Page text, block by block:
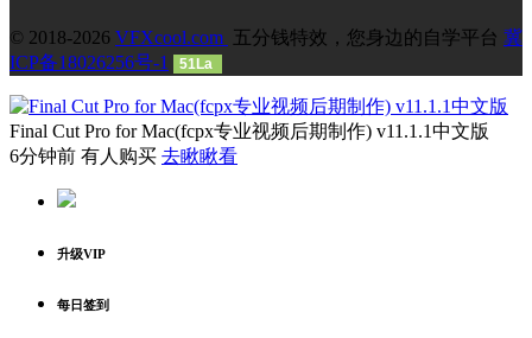
© 2018-2026 VFXcool.com 五分钱特效，您身边的自学平台 冀
ICP备18026256号-1
51La
Final Cut Pro for Mac(fcpx专业视频后期制作) v11.1.1中文版
6分钟前 有人购买 去瞅瞅看
升级VIP
每日签到